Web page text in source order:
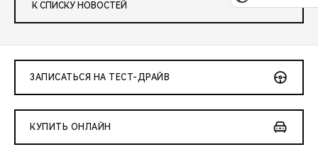
К СПИСКУ НОВОСТЕЙ
ЗАПИСАТЬСЯ НА ТЕСТ-ДРАЙВ
КУПИТЬ ОНЛАЙН